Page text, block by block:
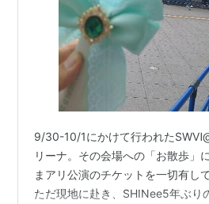
9/30-10/1にかけて行われた
リーナ。その会場への「お散歩」
まアリ公演のチケットを一切有し
ただ現地に赴き、SHINee5年ぶり